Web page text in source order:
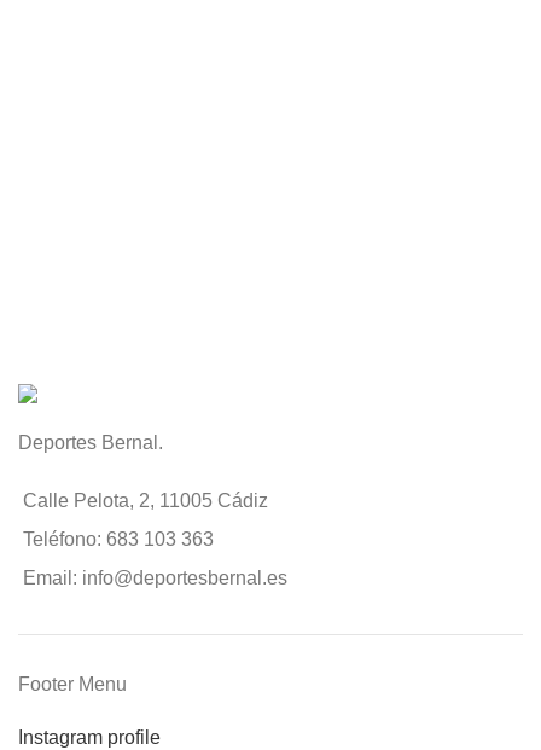
Deportes Bernal.
Calle Pelota, 2, 11005 Cádiz
Teléfono: 683 103 363
Email: info@deportesbernal.es
Footer Menu
Instagram profile